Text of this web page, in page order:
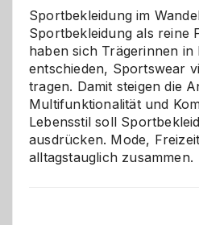
Chaos
Sportbekleidung im
Sportbekleidung als reine
haben sich Trägerinnen in
entschieden, Sportswear
tragen. Damit steigen die
Multifunktionalität und
Lebensstil soll
ausdrücken. Mode,
alltagstauglich zusammen.